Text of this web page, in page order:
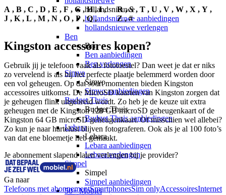
hollandsnieuwe
hollandsnieuwe aanbiedingen
hollandsnieuwe verlengen
Ben
Ben
Ben aanbiedingen
Ben verlengen
Simyo
Simyo
Simyo aanbiedingen
Budget Thuis
Budget Thuis
Budget Thuis aanbiedingen
Lebara
Lebara
Lebara aanbiedingen
Lebara verlengen
Simpel
Simpel
Simpel aanbiedingen
50+ Mobiel
A , B , C , D , E , F , G ,H,I,
J , K , L , M , N , O , P ,Q,
R,S, T , U , V , W , X , Y ,
Z,#
Kingston accessoires kopen?
Gebruik jij je telefoon vaak als fototoestel? Dan weet je dat er niks
zo vervelend is als bij het perfecte plaatje belemmerd worden door
een vol geheugen. Op dat soort momenten bieden Kingston
accessoires uitkomst. De MicroSD kaarten van Kingston zorgen dat
je geheugen flink uitgebreid wordt. Zo heb je de keuze uit extra
geheugen met de Kingston 128 GB microSD geheugenkaart of de
Kingston 64 GB microSD geheugenkaart. Of misschien wel allebei?
Zo kun je naar hartelust blijven fotograferen. Ook als je al 100 foto’s
van dat ene bloemetje heb gemaakt.
Je abonnement slapend laten verlengen bij je provider?
Ga naar
Telefoons met abonnementSmartphonesSim onlyAccessoiresInternet